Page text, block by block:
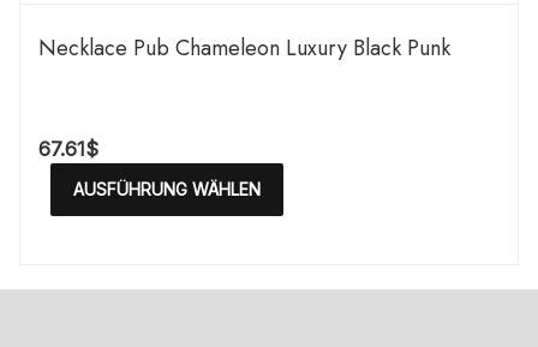
Necklace Pub Chameleon Luxury Black Punk
67.61$
AUSFÜHRUNG WÄHLEN